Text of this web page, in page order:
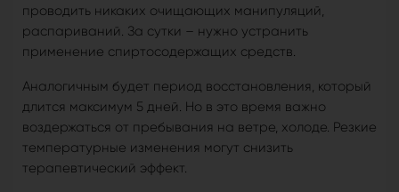
проводить никаких очищающих манипуляций,
распариваний. За сутки – нужно устранить
применение спиртосодержащих средств.
Аналогичным будет период восстановления, который
длится максимум 5 дней. Но в это время важно
воздержаться от пребывания на ветре, холоде. Резкие
температурные изменения могут снизить
терапевтический эффект.